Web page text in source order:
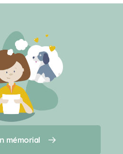
mémorial
nous ?
mémorial